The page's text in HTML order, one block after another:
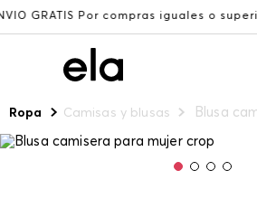
Por compras iguales o superiores a
Ropa Camisas y blusas